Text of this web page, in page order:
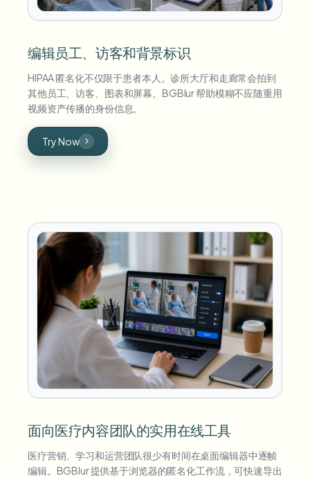
编辑员工、访客和背景标识
HIPAA 匿名化不仅限于患者本人。诊所大厅和走廊常会拍到
其他员工、访客、图表和屏幕。BGBlur 帮助模糊不应随重用
视频资产传播的身份信息。
Try Now
面向医疗内容团队的实用在线工具
医疗营销、学习和运营团队很少有时间在桌面编辑器中逐帧
编辑。BGBlur 提供基于浏览器的匿名化工作流，可快速导出